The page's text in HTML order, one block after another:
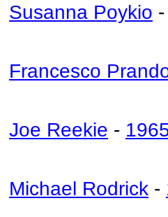
Susanna Poykio
Francesco
Joe Reekie -
Michael Rodrick -